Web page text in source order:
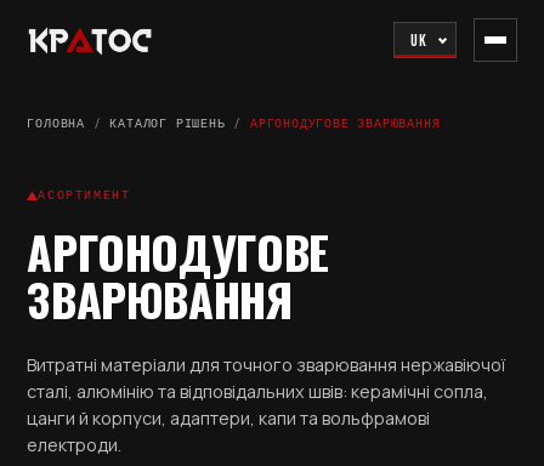
UK
ГОЛОВНА /КАТАЛОГ РІШЕНЬ /АРГОНОДУГОВЕ ЗВАРЮВАННЯ
АСОРТИМЕНТ
АРГОНОДУГОВЕ
ЗВАРЮВАННЯ
Витратні матеріали для точного зварювання нержавіючої
сталі, алюмінію та відповідальних швів: керамічні сопла,
цанги й корпуси, адаптери, капи та вольфрамові
електроди.